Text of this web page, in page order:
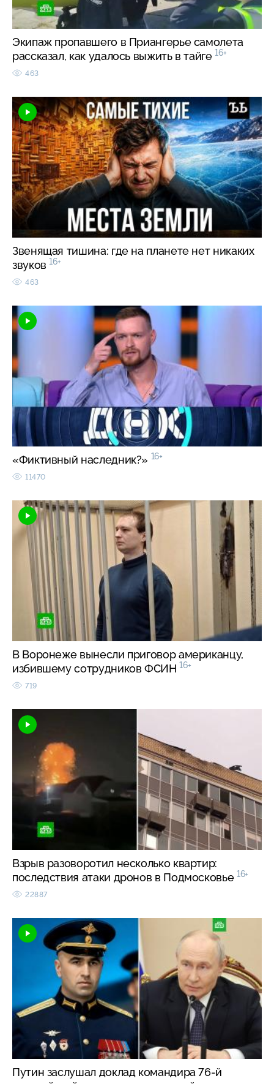
Экипаж пропавшего в Приангерье самолета
рассказал, как удалось выжить в тайге 16+
463
Звенящая тишина: где на планете нет никаких
звуков 16+
463
«Фиктивный наследник?» 16+
11470
В Воронеже вынесли приговор американцу,
избившему сотрудников ФСИН 16+
719
Взрыв разоворотил несколько квартир:
последствия атаки дронов в Подмосковье 16+
22887
Путин заслушал доклад командира 76-й